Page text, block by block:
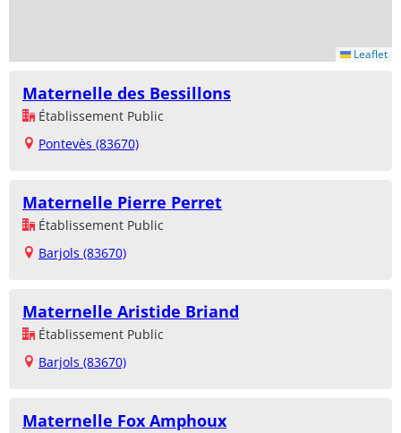
Leaflet
Maternelle des Bessillons
Établissement Public
Pontevès (83670)
Maternelle Pierre Perret
Établissement Public
Barjols (83670)
Maternelle Aristide Briand
Établissement Public
Barjols (83670)
Maternelle Fox Amphoux